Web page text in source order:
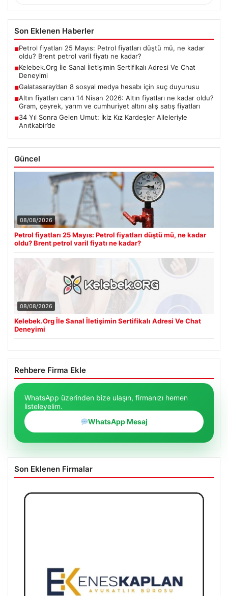
Son Eklenen Haberler
■Petrol fiyatları 25 Mayıs: Petrol fiyatları düştü mü, ne kadar
oldu? Brent petrol varil fiyatı ne kadar?
■Kelebek.Org İle Sanal İletişimin Sertifikalı Adresi Ve Chat
Deneyimi
■Galatasaray’dan 8 sosyal medya hesabı için suç duyurusu
■Altın fiyatları canlı 14 Nisan 2026: Altın fiyatları ne kadar oldu?
Gram, çeyrek, yarım ve cumhuriyet altını alış satış fiyatları
■34 Yıl Sonra Gelen Umut: İkiz Kız Kardeşler Aileleriyle
Anıtkabir’de
Güncel
08/08/2026
Petrol fiyatları 25 Mayıs: Petrol fiyatları düştü mü, ne kadar
oldu? Brent petrol varil fiyatı ne kadar?
08/08/2026
Kelebek.Org İle Sanal İletişimin Sertifikalı Adresi Ve Chat
Deneyimi
Rehbere Firma Ekle
WhatsApp üzerinden bize ulaşın, firmanızı hemen
listeleyelim.
WhatsApp Mesaj
Son Eklenen Firmalar